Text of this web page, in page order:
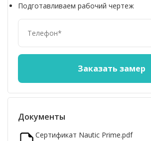
Подготавливаем рабочий чертеж
Документы
Сертификат Nautic Prime.pdf